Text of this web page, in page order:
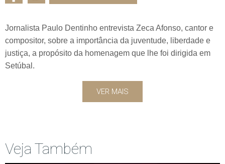
Jornalista Paulo Dentinho entrevista Zeca Afonso, cantor e
compositor, sobre a importância da juventude, liberdade e
justiça, a propósito da homenagem que lhe foi dirigida em
Setúbal.
VER MAIS
Veja Também